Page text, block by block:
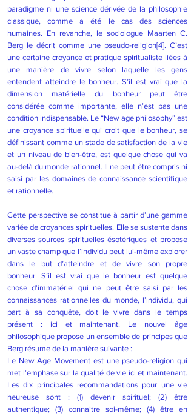
paradigme ni une science dérivée de la philosophie
classique, comme a été le cas des sciences
humaines. En revanche, le sociologue Maarten C.
Berg le décrit comme une pseudo-religion[4]. C’est
une certaine croyance et pratique spiritualiste liées à
une manière de vivre selon laquelle les gens
entendent atteindre le bonheur. S’il est vrai que la
dimension matérielle du bonheur peut être
considérée comme importante, elle n’est pas une
condition indispensable. Le “New age philosophy” est
une croyance spirituelle qui croit que le bonheur, se
définissant comme un stade de satisfaction de la vie
et un niveau de bien-être, est quelque chose qui va
au-delà du monde rationnel. Il ne peut être compris ni
saisi par les domaines de connaissance scientifique
et rationnelle.
Cette perspective se constitue à partir d’une gamme
variée de croyances spirituelles. Elle se sustente dans
diverses sources spirituelles ésotériques et propose
un vaste champ que l’individu peut lui-même explorer
dans le but d’atteindre et de vivre son propre
bonheur. S’il est vrai que le bonheur est quelque
chose d'immatériel qui ne peut être saisi par les
connaissances rationnelles du monde, l’individu, qui
part à sa conquête, doit le vivre dans le temps
présent : ici et maintenant. Le nouvel âge
philosophique propose un ensemble de principes que
Berg résume de la manière suivante :
Le New Age Movement est une pseudo-religion qui
met l’emphase sur la qualité de vie ici et maintenant.
Les dix principales recommandations pour une vie
heureuse sont : (1) devenir spirituel; (2) être
authentique; (3) connaitre soi-même; (4) être en